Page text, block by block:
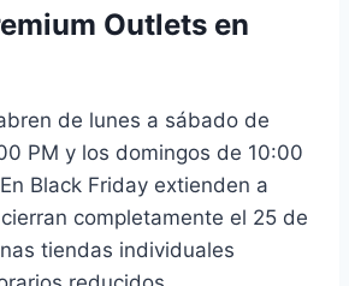
Outlets en
de lunes a sábado de
PM y los domingos de 10:00
Black Friday extienden a
completamente el 25 de
tiendas individuales